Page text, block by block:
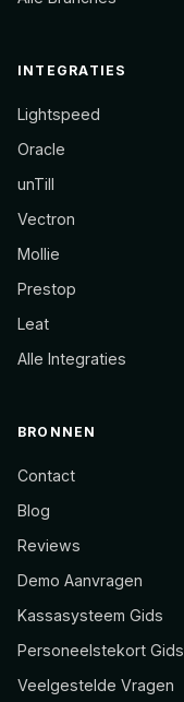
INTEGRATIES
Lightspeed
Oracle
unTill
Vectron
Mollie
Prestop
Leat
Alle Integraties
BRONNEN
Contact
Blog
Reviews
Demo Aanvragen
Kassasysteem Gids
Personeelstekort Gids
Veelgestelde Vragen